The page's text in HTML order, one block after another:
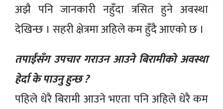
अझै पनि जानकारी नहुँदा त्रसित हुने अवस्था
देखिन्छ । सहरी क्षेत्रमा अहिले कम हुँदै आएको छ ।
तपाईंसँग उपचार गराउन आउने बिरामीको अवस्था
हेर्दा के पाउनु हुन्छ ?
पहिले धेरै बिरामी आउने भएता पनि अहिले धेरै कम